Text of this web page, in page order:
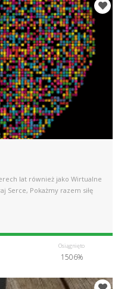
lat również jako Wirtualne
Serce, Pokażmy razem siłę
Osiągnięto
1506%